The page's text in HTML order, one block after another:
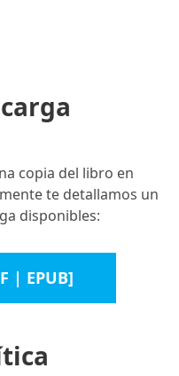
copia del libro en
te detallamos un
disponibles:
| EPUB]